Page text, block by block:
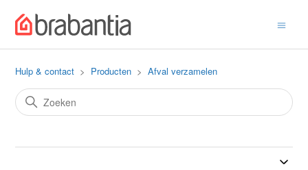
Hulp & contact Producten Afval verzamelen